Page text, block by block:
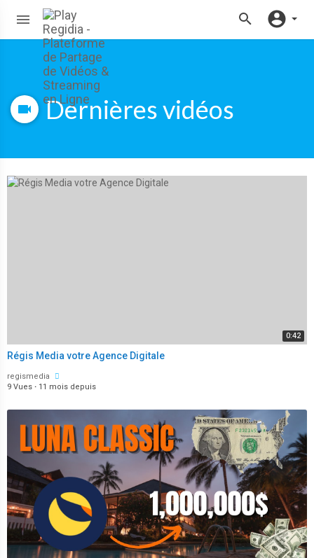
Dernières vidéos
0:42
Régis Media votre Agence Digitale
regismedia
9 Vues · 11 mois depuis